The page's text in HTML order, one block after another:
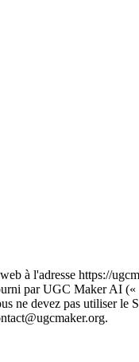
à l'adresse https://
par UGC Maker AI
ne devez pas utiliser le
.